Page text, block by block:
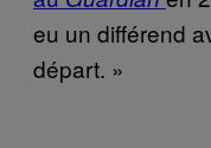
eu un différend
départ. »